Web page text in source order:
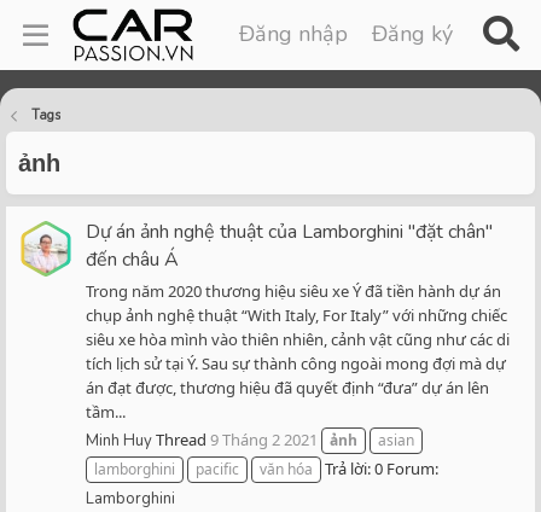
Đăng nhập Đăng ký
Tags
ảnh
Dự án ảnh nghệ thuật của Lamborghini "đặt chân"
đến châu Á
Trong năm 2020 thương hiệu siêu xe Ý đã tiền hành dự án
chụp ảnh nghệ thuật “With Italy, For Italy” với những chiếc
siêu xe hòa mình vào thiên nhiên, cảnh vật cũng như các di
tích lịch sử tại Ý. Sau sự thành công ngoài mong đợi mà dự
án đạt được, thương hiệu đã quyết định “đưa” dự án lên
tầm...
Minh HuyThread 9 Tháng 2 2021 ảnh
asian
lamborghini
pacific văn hóa Trả lời: 0 Forum:
Lamborghini